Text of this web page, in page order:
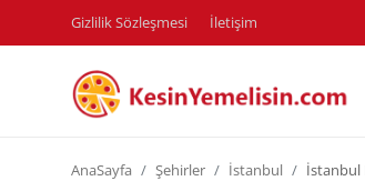
Gizlilik Sözleşmesi İletişim
AnaSayfa Şehirler İstanbul İstanbul